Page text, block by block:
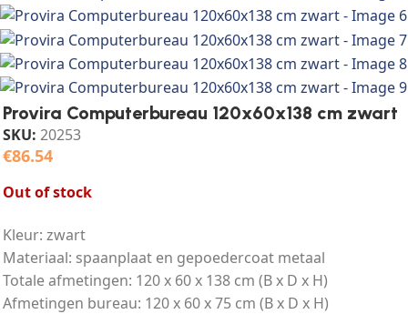
Provira Computerbureau 120x60x138 cm zwart
SKU: 20253
€86.54
Out of stock
Kleur: zwart
Materiaal: spaanplaat en gepoedercoat metaal
Totale afmetingen: 120 x 60 x 138 cm (B x D x H)
Afmetingen bureau: 120 x 60 x 75 cm (B x D x H)